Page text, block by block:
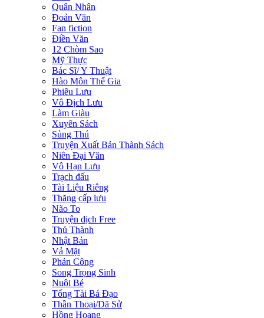
Quân Nhân
Đoản Văn
Fan fiction
Điền Văn
12 Chòm Sao
Mỹ Thực
Bác Sĩ/ Y Thuật
Hào Môn Thế Gia
Phiêu Lưu
Vô Địch Lưu
Làm Giàu
Xuyên Sách
Sủng Thú
Truyện Xuất Bản Thành Sách
Niên Đại Văn
Vô Hạn Lưu
Trạch đấu
Tài Liệu Riêng
Thăng cấp lưu
Não To
Truyện dịch Free
Thủ Thành
Nhật Bản
Vả Mặt
Phản Công
Song Trọng Sinh
Nuôi Bé
Tổng Tài Bá Đạo
Thần Thoại/Dã Sử
Hồng Hoang